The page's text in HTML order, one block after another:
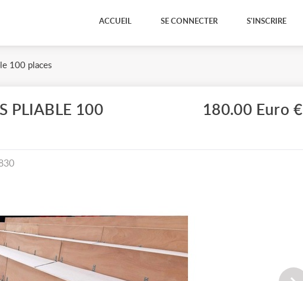
ACCUEIL SE CONNECTER S'INSCRIRE
100 places
PLIABLE 100
180.00 Euro €